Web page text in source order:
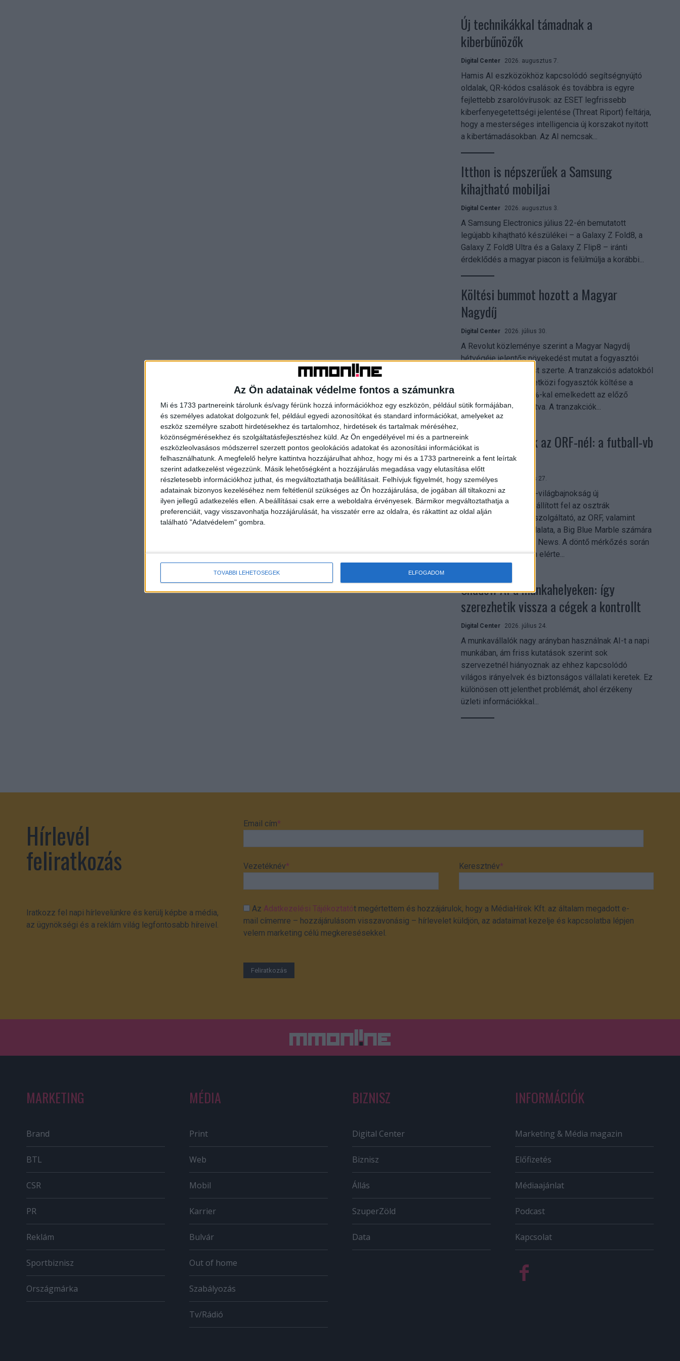
Az Ön adatainak védelme fontos a számunkra
Mi és 1733 partnereink tárolunk és/vagy férünk hozzá információkhoz egy eszközön, például sütik formájában,
és személyes adatokat dolgozunk fel, például egyedi azonosítókat és standard információkat, amelyeket az
eszköz személyre szabott hirdetésekhez és tartalomhoz, hirdetések és tartalmak méréséhez,
közönségmérésekhez és szolgáltatásfejlesztéshez küld. Az Ön engedélyével mi és a partnereink
eszközleolvasásos módszerrel szerzett pontos geolokációs adatokat és azonosítási információkat is
felhasználhatunk. A megfelelő helyre kattintva hozzájárulhat ahhoz, hogy mi és a 1733 partnereink a fent leírtak
szerint adatkezelést végezzünk. Másik lehetőségként a hozzájárulás megadása vagy elutasítása előtt
részletesebb információkhoz juthat, és megváltoztathatja beállításait. Felhívjuk figyelmét, hogy személyes
adatainak bizonyos kezeléséhez nem feltétlenül szükséges az Ön hozzájárulása, de jogában áll tiltakozni az
ilyen jellegű adatkezelés ellen. A beállításai csak erre a weboldalra érvényesek. Bármikor megváltoztathatja a
preferenciáit, vagy visszavonhatja hozzájárulását, ha visszatér erre az oldalra, és rákattint az oldal alján
található "Adatvédelem" gombra.
TOVÁBBI LEHETŐSÉGEK ELFOGADOM
Új technikákkal támadnak a
kiberbűnözők
Digital Center 2026. augusztus 7.
Hamis AI eszközökhöz kapcsolódó segítségnyújtó
oldalak, QR-kódos csalások és továbbra is egyre
fejlettebb zsarolóvírusok: az ESET legfrissebb
kiberfenyegetettségi jelentése (Threat Riport) feltárja,
hogy a mesterséges intelligencia új korszakot nyitott
a kibertámadásokban. Az AI nemcsak...
Itthon is népszerűek a Samsung
kihajtható mobiljai
Digital Center 2026. augusztus 3.
A Samsung Electronics július 22-én bemutatott
legújabb kihajtható készülékei – a Galaxy Z Fold8, a
Galaxy Z Fold8 Ultra és a Galaxy Z Flip8 – iránti
érdeklődés a magyar piacon is felülmúlja a korábbi...
Költési bummot hozott a Magyar
Nagydíj
Digital Center 2026. július 30.
A Revolut közleménye szerint a Magyar Nagydíj
hétvégéje jelentős növekedést mutat a fogyasztói
aktivitásban Budapest szerte. A tranzakciós adatokból
kiderül, hogy a nemzetközi fogyasztók költése a
versenyhétvégén 26%-kal emelkedett az előző
hétvégéhez viszonyítva. A tranzakciók...
Rekordok dőltek az ORF-nél: a futball-vb
mindent vitt
Digital Center 2026. július 27.
A 2026-os labdarúgó-világbajnokság új
streamingrekordokat állított fel az osztrák
közszolgálati műsorszolgáltató, az ORF, valamint
technológiai leányvállalata, a Big Blue Marble számára
– írja a Broadband TV News. A döntő mérkőzés során
az átlagos nézőszám elérte...
Shadow AI a munkahelyeken: így
szerezhetik vissza a cégek a kontrollt
Digital Center 2026. július 24.
A munkavállalók nagy arányban használnak AI-t a napi
munkában, ám friss kutatások szerint sok
szervezetnél hiányoznak az ehhez kapcsolódó
világos irányelvek és biztonságos vállalati keretek. Ez
különösen ott jelenthet problémát, ahol érzékeny
üzleti információkkal...
Hírlevél
feliratkozás
Iratkozz fel napi hírlevelünkre és kerülj képbe a média,
az ügynökségi és a reklám világ legfontosabb híreivel.
Email cím*
Vezetéknév* Keresztnév*
AzAdatkezelési Tájékoztatót megértettem és hozzájárulok, hogy a MédiaHírek Kft. az általam megadott e-
mail címemre – hozzájárulásom visszavonásig – hírlevelet küldjön, az adataimat kezelje és kapcsolatba lépjen
velem marketing célú megkeresésekkel.
MARKETING
Brand
BTL
CSR
PR
Reklám
Sportbiznisz
Országmárka
MÉDIA
Print
Web
Mobil
Karrier
Bulvár
Out of home
Szabályozás
Tv/Rádió
BIZNISZ
Digital Center
Biznisz
Állás
SzuperZöld
Data
INFORMÁCIÓK
Marketing & Média magazin
Előfizetés
Médiaajánlat
Podcast
Kapcsolat